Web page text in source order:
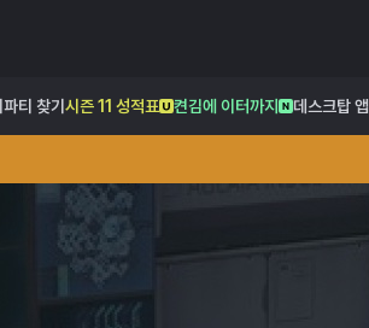
파티 찾기 시즌 11 성적표 켠김에 이터까지 데스크탑 앱